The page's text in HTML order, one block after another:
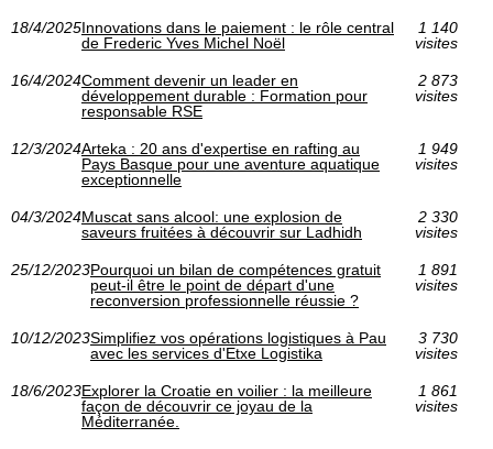
18/4/2025Innovations dans le paiement : le rôle central
de Frederic Yves Michel Noël
1 140
visites
16/4/2024Comment devenir un leader en
développement durable : Formation pour
responsable RSE
2 873
visites
12/3/2024Arteka : 20 ans d'expertise en rafting au
Pays Basque pour une aventure aquatique
exceptionnelle
1 949
visites
04/3/2024Muscat sans alcool: une explosion de
saveurs fruitées à découvrir sur Ladhidh
2 330
visites
25/12/2023Pourquoi un bilan de compétences gratuit
peut-il être le point de départ d'une
reconversion professionnelle réussie ?
1 891
visites
10/12/2023Simplifiez vos opérations logistiques à Pau
avec les services d'Etxe Logistika
3 730
visites
18/6/2023Explorer la Croatie en voilier : la meilleure
façon de découvrir ce joyau de la
Méditerranée.
1 861
visites